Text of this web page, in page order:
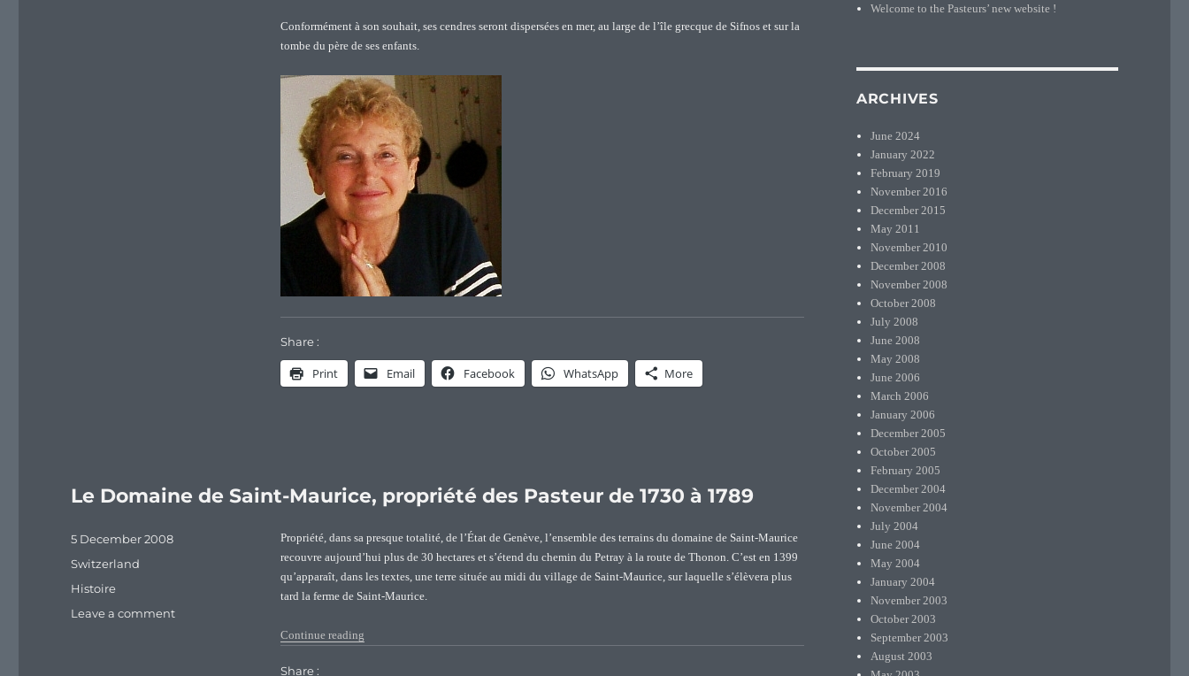
Conformément à son souhait, ses cendres seront dispersées en mer, au large de l’île grecque de Sifnos et sur la
tombe du père de ses enfants.
Share :
Print Email Facebook WhatsApp More
Le Domaine de Saint-Maurice, propriété des Pasteur de 1730 à 1789
Propriété, dans sa presque totalité, de l’État de Genève, l’ensemble des terrains du domaine de Saint-Maurice
recouvre aujourd’hui plus de 30 hectares et s’étend du chemin du Petray à la route de Thonon. C’est en 1399
qu’apparaît, dans les textes, une terre située au midi du village de Saint-Maurice, sur laquelle s’élèvera plus
tard la ferme de Saint-Maurice.
Continue reading“Le Domaine de Saint-Maurice, propriété des Pasteur de 1730 à 1789”
Share :
Posted
5 December 2008
Categories
Switzerland
Tags
Histoire
Leave a commenton
Welcome to the Pasteurs’ new website !
ARCHIVES
June 2024
January 2022
February 2019
November 2016
December 2015
May 2011
November 2010
December 2008
November 2008
October 2008
July 2008
June 2008
May 2008
June 2006
March 2006
January 2006
December 2005
October 2005
February 2005
December 2004
November 2004
July 2004
June 2004
May 2004
January 2004
November 2003
October 2003
September 2003
August 2003